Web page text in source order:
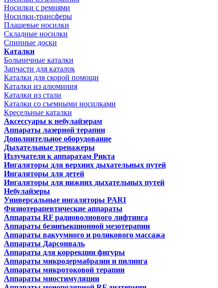
Носилки с ремнями
Носилки-трансферы
Плащевые носилки
Складные носилки
Спинные доски
Каталки
Больничные каталки
Запчасти для каталок
Каталки для скорой помощи
Каталки из алюминия
Каталки из стали
Каталки со съемными носилками
Кресельные каталки
Аксессуары к небулайзерам
Аппараты лазерной терапии
Дополнительное оборудование
Дыхательные тренажеры
Излучатели к аппаратам Рикта
Ингаляторы для верхних дыхательных путей
Ингаляторы для детей
Ингаляторы для нижних дыхательных путей
Небулайзеры
Универсальные ингаляторы PARI
Физиотерапевтические аппараты
Аппараты RF радиоволнового лифтинга
Аппараты безинъекционной мезотерапии
Аппараты вакуумного и роликового массажа
Аппараты Дарсонваль
Аппараты для коррекции фигуры
Аппараты микродермабразии и пилинга
Аппараты микротоковой терапии
Аппараты миостимуляции